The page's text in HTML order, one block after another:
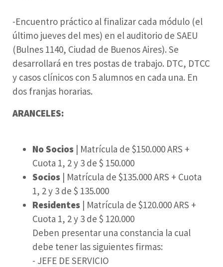
-Encuentro práctico al finalizar cada módulo (el
último jueves del mes) en el auditorio de SAEU
(Bulnes 1140, Ciudad de Buenos Aires). Se
desarrollará en tres postas de trabajo. DTC, DTCC
y casos clínicos con 5 alumnos en cada una. En
dos franjas horarias.
ARANCELES:
No Socios | Matrícula de $150.000 ARS +
Cuota 1, 2 y 3 de $ 150.000
Socios | Matrícula de $135.000 ARS + Cuota
1, 2 y 3 de $ 135.000
Residentes | Matrícula de $120.000 ARS +
Cuota 1, 2 y 3 de $ 120.000
Deben presentar una constancia la cual
debe tener las siguientes firmas:
- JEFE DE SERVICIO